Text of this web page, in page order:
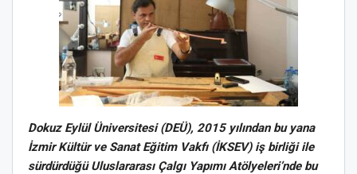
Dokuz Eylül Üniversitesi (DEÜ), 2015 yılından bu yana
İzmir Kültür ve Sanat Eğitim Vakfı (İKSEV) iş birliği ile
sürdürdüğü Uluslararası Çalgı Yapımı Atölyeleri’nde bu